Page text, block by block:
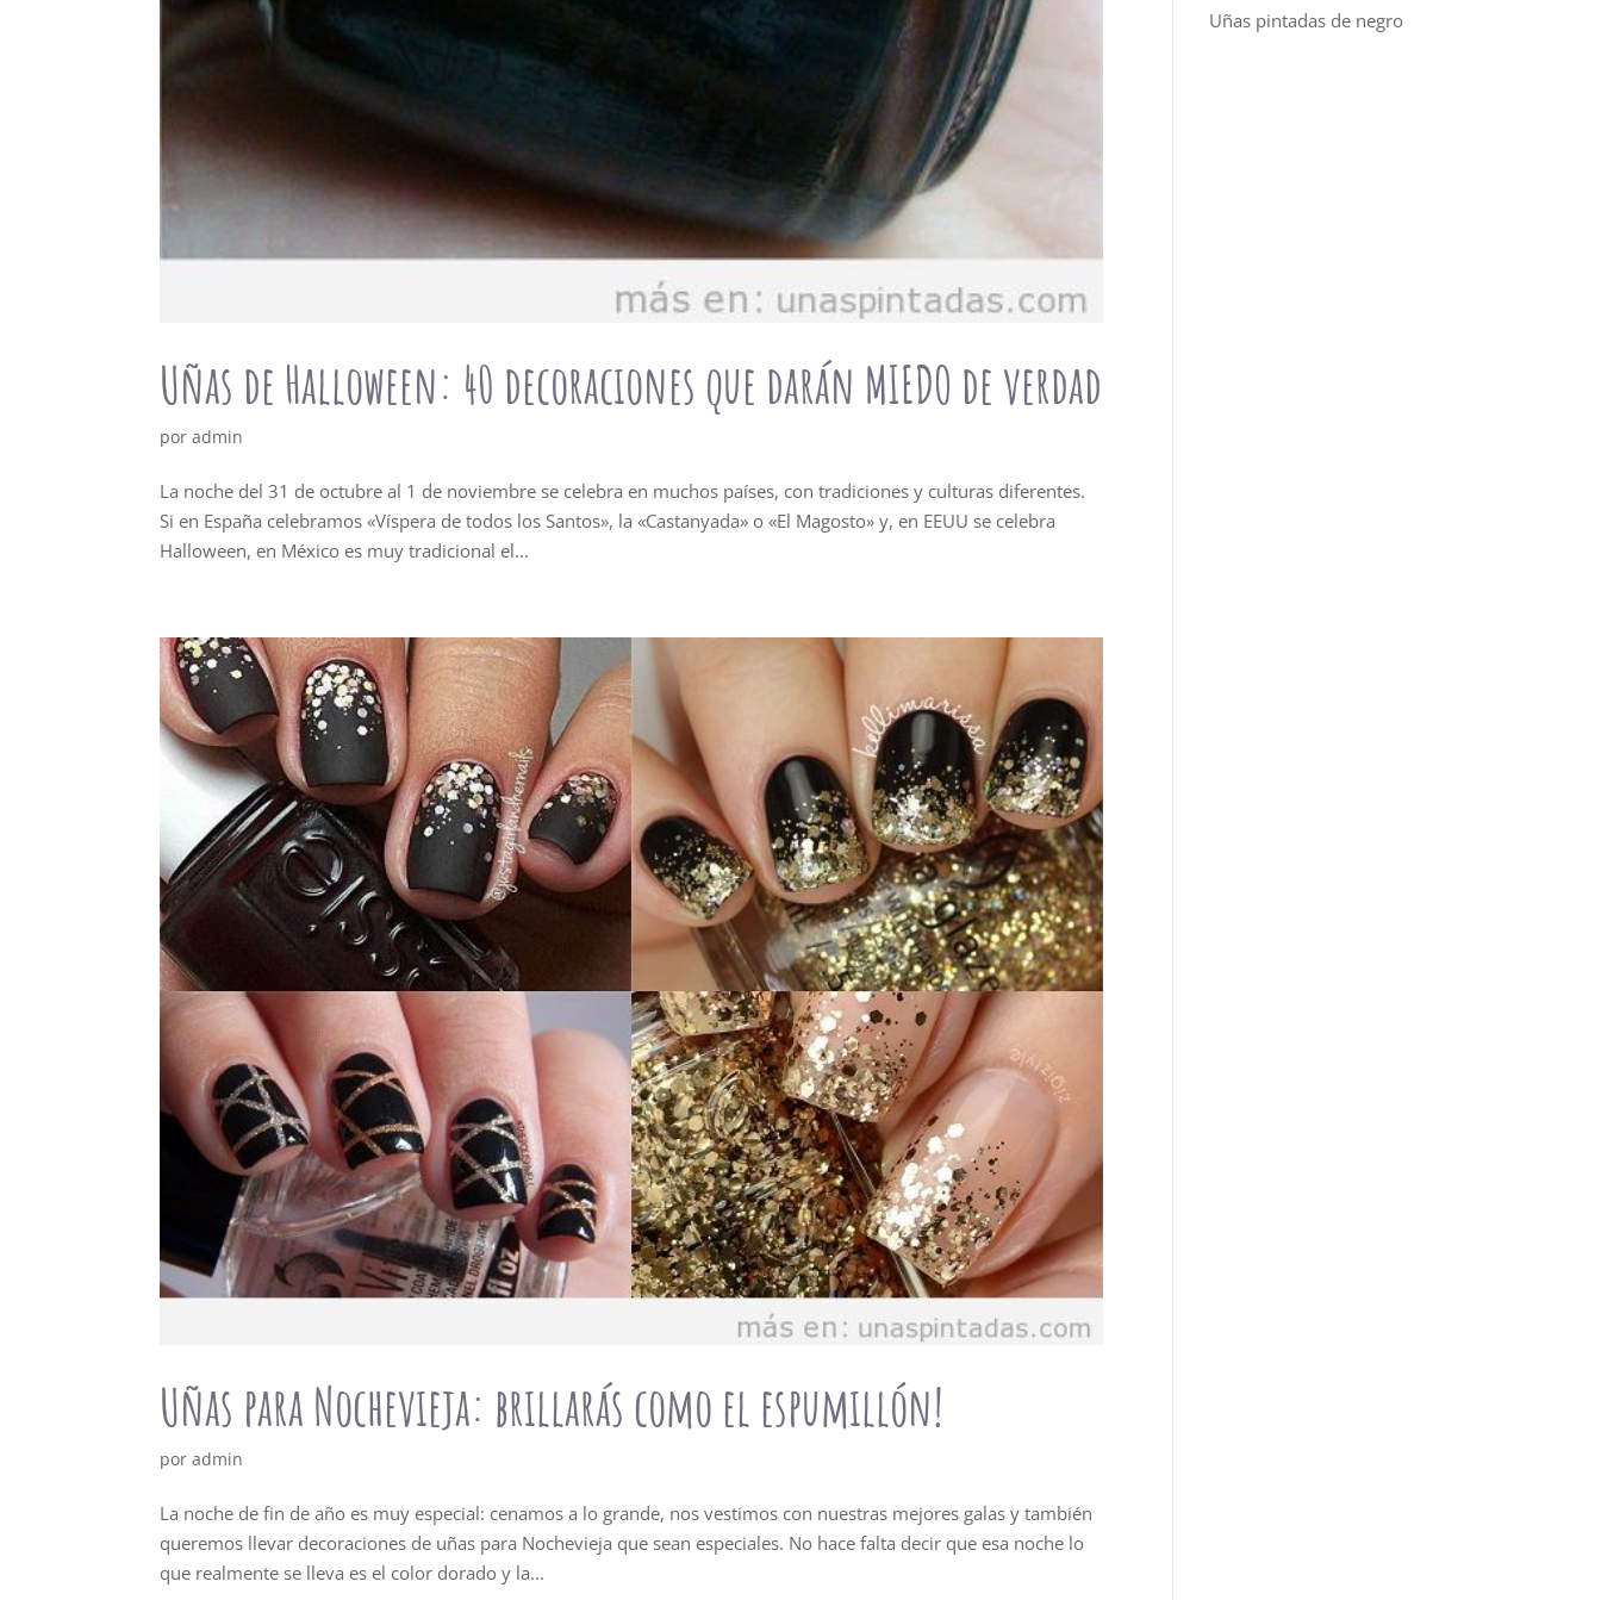
Uñas de Halloween: 40 decoraciones que darán MIEDO de verdad
poradmin
La noche del 31 de octubre al 1 de noviembre se celebra en muchos países, con tradiciones y culturas diferentes.
Si en España celebramos «Víspera de todos los Santos», la «Castanyada» o «El Magosto» y, en EEUU se celebra
Halloween, en México es muy tradicional el...
Uñas para Nochevieja: brillarás como el espumillón!
poradmin
La noche de fin de año es muy especial: cenamos a lo grande, nos vestimos con nuestras mejores galas y también
queremos llevar decoraciones de uñas para Nochevieja que sean especiales. No hace falta decir que esa noche lo
que realmente se lleva es el color dorado y la...
Uñas pintadas de negro